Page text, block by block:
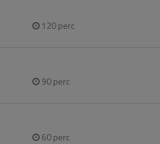
120perc
90perc
60perc